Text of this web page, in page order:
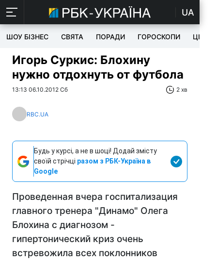
UA
ШОУ БІЗНЕС СВЯТА ПОРАДИ ГОРОСКОПИ ЦІКАВЕ
Игорь Суркис: Блохину
нужно отдохнуть от футбола
13:13 06.10.2012 Сб 2 хв
RBC.UA
Будь у курсі, а не в шоці! Додай змісту
своїй стрічці разом з РБК-Україна в
Google
Проведенная вчера госпитализация
главного тренера "Динамо" Олега
Блохина с диагнозом -
гипертонический криз очень
встревожила всех поклонников